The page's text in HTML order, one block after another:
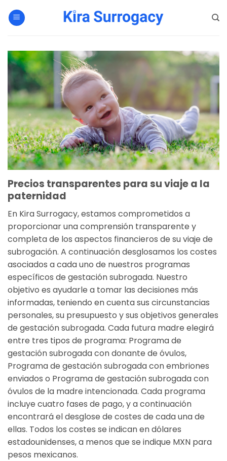
Precios transparentes para su viaje a la
paternidad
En Kira Surrogacy, estamos comprometidos a
proporcionar una comprensión transparente y
completa de los aspectos financieros de su viaje de
subrogación. A continuación desglosamos los costes
asociados a cada uno de nuestros programas
específicos de gestación subrogada. Nuestro
objetivo es ayudarle a tomar las decisiones más
informadas, teniendo en cuenta sus circunstancias
personales, su presupuesto y sus objetivos generales
de gestación subrogada. Cada futura madre elegirá
entre tres tipos de programa: Programa de
gestación subrogada con donante de óvulos,
Programa de gestación subrogada con embriones
enviados o Programa de gestación subrogada con
óvulos de la madre intencionada. Cada programa
incluye cuatro fases de pago, y a continuación
encontrará el desglose de costes de cada una de
ellas. Todos los costes se indican en dólares
estadounidenses, a menos que se indique MXN para
pesos mexicanos.